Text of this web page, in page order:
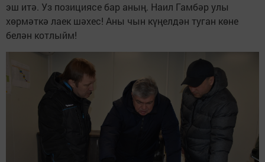
эш итә. Уз позициясе бар аның. Наил Гамбәр улы
хөрмәткә лаек шәхес! Аны чын күңелдән туган көне
белән котлыйм!